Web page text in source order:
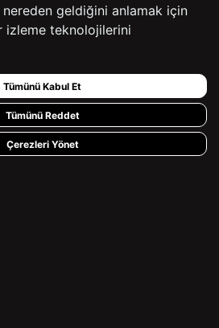
geldiğini anlamak için
izleme teknolojilerini
Tümünü Kabul Et
Tümünü Reddet
Çerezleri Yönet